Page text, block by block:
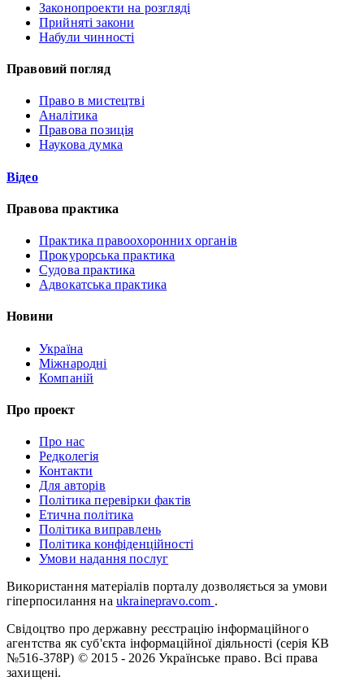
Законопроекти на розгляді
Прийняті закони
Набули чинності
Правовий погляд
Право в мистецтві
Аналітика
Правова позиція
Наукова думка
Відео
Правова практика
Практика правоохоронних органів
Прокурорська практика
Судова практика
Адвокатська практика
Новини
Україна
Міжнародні
Компаній
Про проект
Про нас
Редколегія
Контакти
Для авторів
Політика перевірки фактів
Етична політика
Політика виправлень
Політика конфіденційності
Умови надання послуг
Використання матеріалів порталу дозволяється за умови
гіперпосилання на ukrainepravo.com .
Свідоцтво про державну реєстрацію інформаційного
агентства як суб'єкта інформаційної діяльності (серія КВ
№516-378Р) © 2015 - 2026 Українське право. Всі права
захищені.